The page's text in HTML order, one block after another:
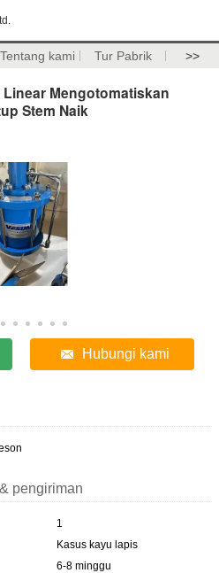
Tentang kami Tur Pabrik >>
Mengotomatiskan
Stem Naik
Hubungi kami
pengiriman
1
Kasus kayu lapis
6-8 minggu